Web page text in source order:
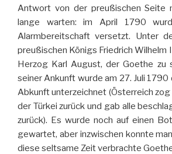
Antwort von der preußischen Seite
lange warten: im April 1790
Alarmbereitschaft versetzt. Unter
preußischen Königs Friedrich Wilhelm
Herzog Karl August, der Goethe zu
seiner Ankunft wurde am 27. Juli 1790
Abkunft unterzeichnet (Österreich zog
der Türkei zurück und gab alle
zurück). Es wurde noch auf einen
gewartet, aber inzwischen konnte
diese seltsame Zeit verbrachte